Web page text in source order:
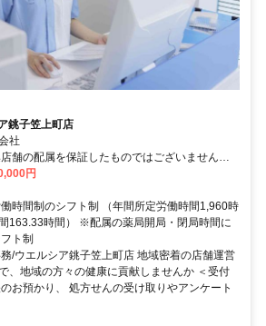
銚子笠上町店
社
舗の配属を保証したものではございませんの
※配属店舗は上記店舗以外の可能性がござい
。 勤務区分を下記の３つから
として転居を伴う異動はございません。 自宅
90分圏内での配属店舗となります。 ＜リー
囲は本拠地とその隣接県または直線距離で概
当制度あり ＜ナショナル職＞ 全国
※社宅制度・赴任手当制度あり
円
時間制のシフト制 （年間所定労働時間1,960時
163.33時間） ※配属の薬局開局・閉局時間に
ト制
/ウエルシア銚子笠上町店 地域密着の店舗運営
、地域の方々の健康に貢献しませんか ＜受付
お預かり、 処方せんの受け取りやアンケート